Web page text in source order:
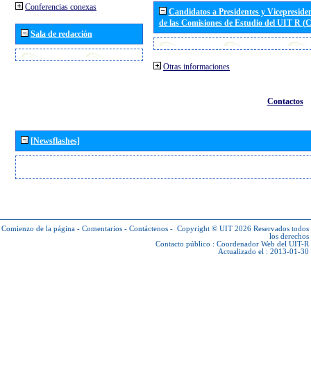
Conferencias conexas
Sala de redacción
Candidatos a Presidentes y
de las Comisiones de Estudio del UIT R
Otras informaciones
Contactos
[Newsflashes]
Comienzo de la página - Comentarios - Contáctenos - Copyright © UIT 2026 Reservados todos
los derechos
Contacto público : Coordenador Web del UIT-R
Actualizado el : 2013-01-30